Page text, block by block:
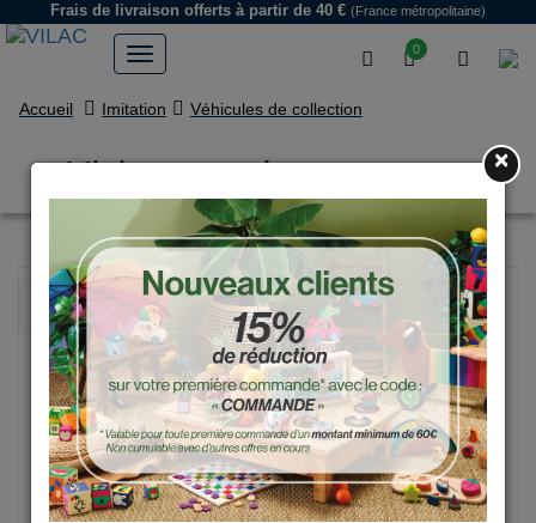
0
Frais de livraison offerts à partir de 40 € (France métropolitaine)
Accueil Imitation Véhicules de collection
Mini course vintage orange
NOUVEAU
×